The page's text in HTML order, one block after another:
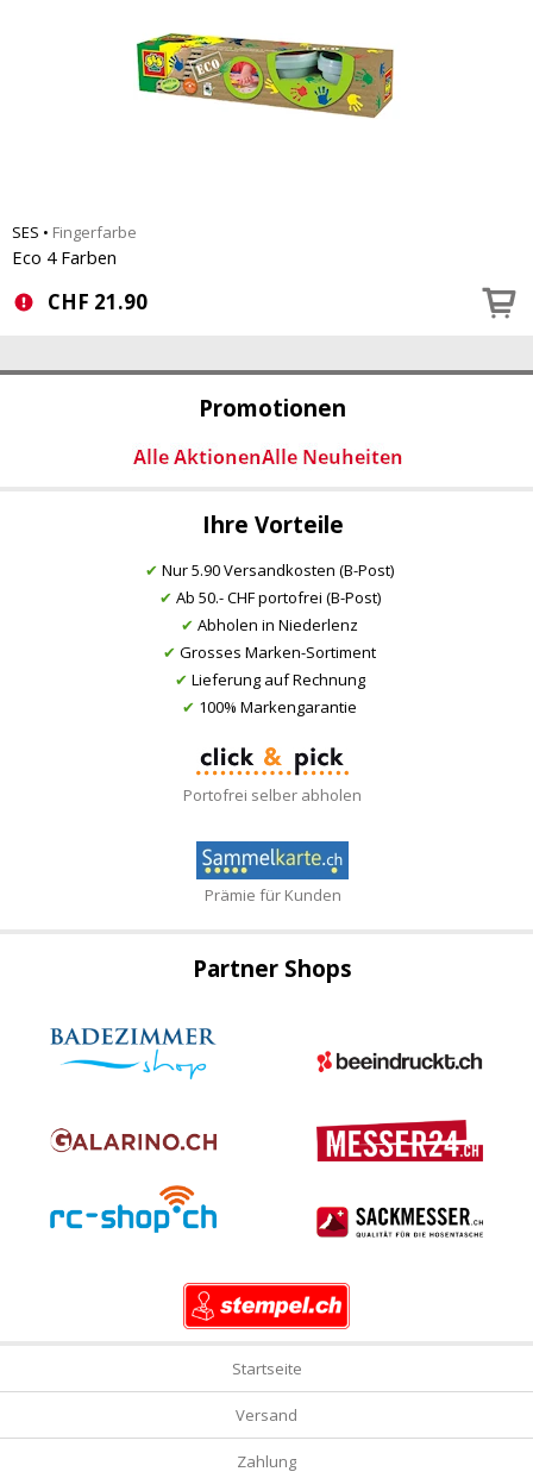
Promotionen
Ihre Vorteile
✔ Nur 5.90 Versandkosten (B-Post)
✔ Ab 50.- CHF portofrei (B-Post)
✔ Abholen in Niederlenz
✔ Grosses Marken-Sortiment
✔ Lieferung auf Rechnung
✔ 100% Markengarantie
Portofrei selber abholen
Prämie für Kunden
SES • Fingerfarbe
Eco 4 Farben
CHF 21.90
Partner Shops
Startseite
Versand
Zahlung